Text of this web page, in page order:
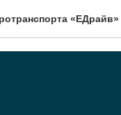
«ЕДрайв»
1 ДЕНЬ!